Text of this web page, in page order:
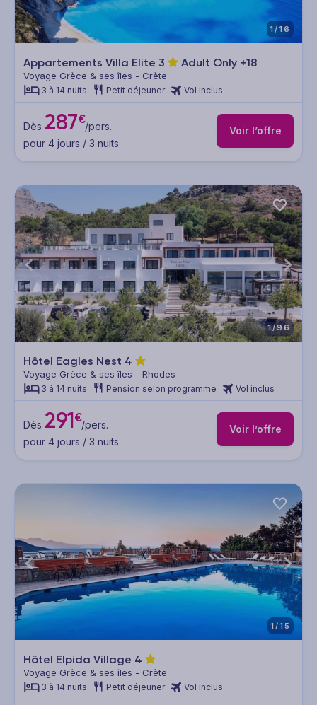
1/16
Appartements Villa Elite 3 Adult Only +18
Voyage Grèce & ses îles - Crète
3 à 14 nuits Petit déjeuner Vol inclus
Dès 287€/pers.
pour 4 jours / 3 nuits
Voir l’offre
1/96
Hôtel Eagles Nest 4
Voyage Grèce & ses îles - Rhodes
3 à 14 nuits Pension selon programme Vol inclus
Dès 291€/pers.
pour 4 jours / 3 nuits
Voir l’offre
1/15
Hôtel Elpida Village 4
Voyage Grèce & ses îles - Crète
3 à 14 nuits Petit déjeuner Vol inclus